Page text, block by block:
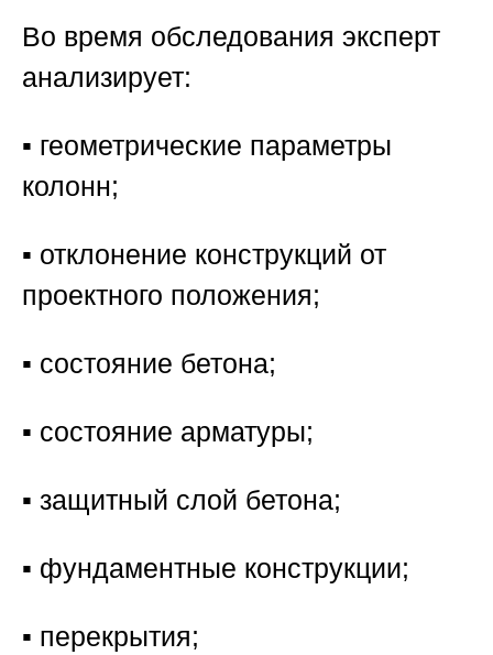
Во время обследования эксперт
анализирует:
▪️ геометрические параметры
колонн;
▪️ отклонение конструкций от
проектного положения;
▪️ состояние бетона;
▪️ состояние арматуры;
▪️ защитный слой бетона;
▪️ фундаментные конструкции;
▪️ перекрытия;